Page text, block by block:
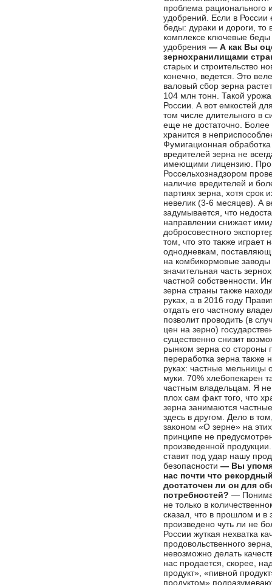
проблема рационального
удобрений. Если в России
беды: дураки и дороги,
комплексе ключевые
удобрения — А как Вы
зернохранилищами
старых и строительство
конечно, ведется. Это
валовый сбор зерна
104 млн тонн. Такой
России. А вот емкостей
том числе длительного в
еще не достаточно. Более
хранится в
Фумигационная
вредителей зерна не
имеющими лицензию.
Россельхознадзором
наличие вредителей и
партиях зерна, хотя срок
невелик (3-6 месяцев). А
задумывается, что
направлении снижает
добросовестного
том, что это также играет
однодневкам,
на комбикормовые
значительная часть
частной собственности.
зерна страны также
руках, а в 2016 году
отдать его частному
позволит проводить (в
цен на зерно)
существенно снизит
рынком зерна со стороны
переработка зерна также
руках: частные мельницы
муки. 70% хлебопекарен
частным владельцам. Я не
плох сам факт того, что
зерна занимаются
здесь в другом. Дело в
законом «О зерне» на
принципе не
произведенной
ставит под удар нашу
безопасности — Вы
нас почти что
достаточен ли он для
потребностей? —
не только в
сказал, что в прошлом и в
произведено чуть ли не
России жуткая нехватка
продовольственного
невозможно делать
нас продается, скорее,
продукт», «пивной
продуктом»